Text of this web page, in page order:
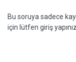
Bu soruya sadece
için lütfen giriş yapınız.